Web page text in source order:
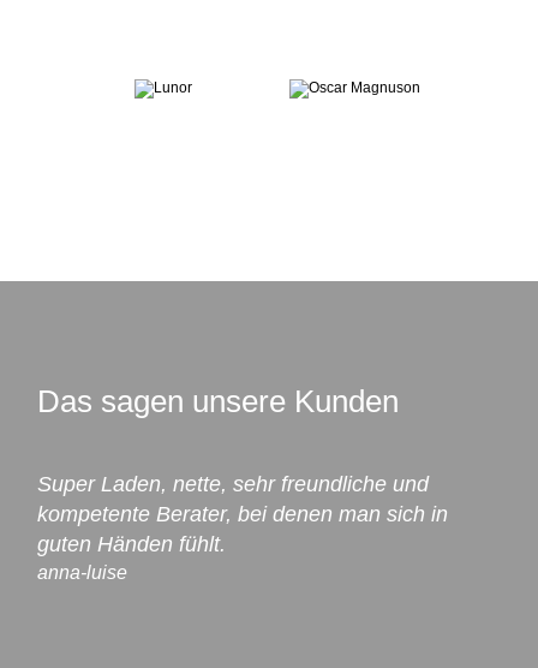
Das sagen unsere Kunden
Super Laden, nette, sehr freundliche und
kompetente Berater, bei denen man sich in
guten Händen fühlt.
anna-luise